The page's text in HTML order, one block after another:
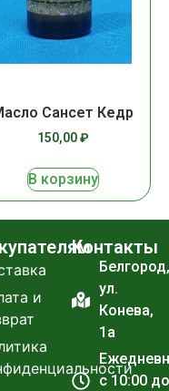
Сансет Кедр
150,00₽
В корзину
и
Контакты
Белгород,
ул.
Конева,
1а
с 10:00 до